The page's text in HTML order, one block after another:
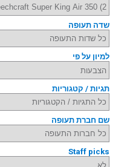
שדה תעופה
למיון על פי
תגיות / קטגוריות
שם חברת תעופה
Staff picks